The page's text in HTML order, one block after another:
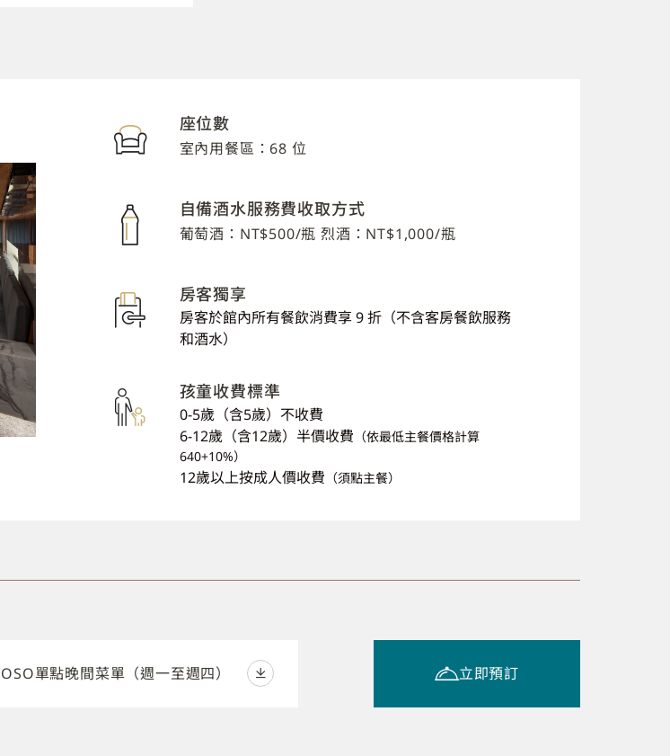
座位數
室內用餐區：68 位
自備酒水服務費收取方式
葡萄酒：NT$500/瓶 烈酒：NT$1,000/瓶
房客獨享
房客於館內所有餐飲消費享9折（不含客房餐飲服務
和酒水）
孩童收費標準
0-5歲（含5歲）不收費
6-12歲（含12歲）半價收費 （依最低主餐價格計算
640+10%）
12歲以上按成人價收費 （須點主餐）
單點晚間菜單（週一至週四） 立即預訂